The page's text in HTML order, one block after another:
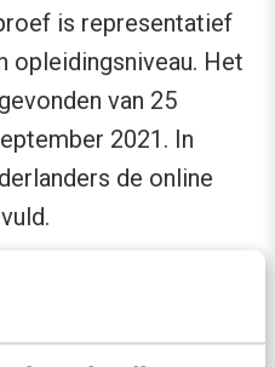
is representatief
opleidingsniveau. Het
van 25
2021. In
de online
ons open Business
verantwoordelijkheid